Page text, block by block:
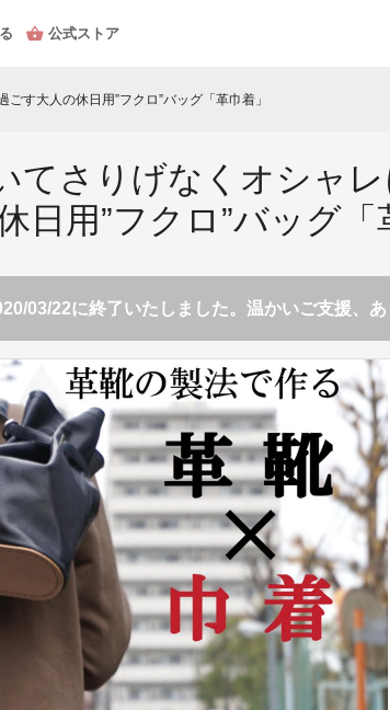
公式ストア
す大人の休日用”フクロ”バッグ「革巾着」
てさりげなくオシャ
日用”フクロ”バッグ「
03/22に終了いたしました。温かいご支援、あ